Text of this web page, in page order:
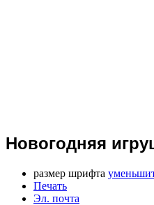
Новогодняя
размер шрифта
Печать
Эл. почта